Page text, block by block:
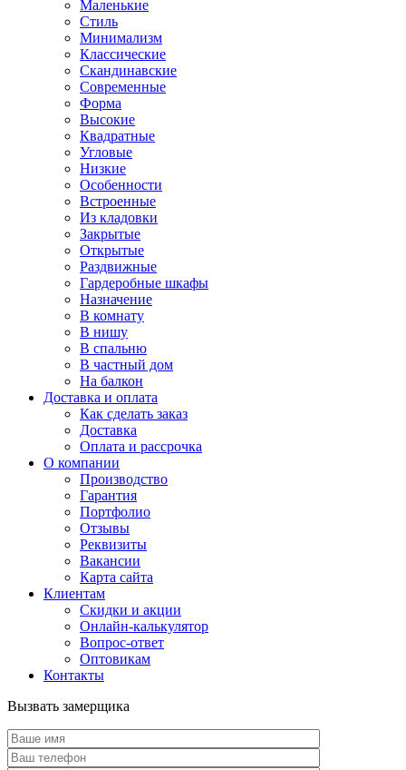
Маленькие
Стиль
Минимализм
Классические
Скандинавские
Современные
Форма
Высокие
Квадратные
Угловые
Низкие
Особенности
Встроенные
Из кладовки
Закрытые
Открытые
Раздвижные
Гардеробные шкафы
Назначение
В комнату
В нишу
В спальню
В частный дом
На балкон
Доставка и оплата
Как сделать заказ
Доставка
Оплата и рассрочка
О компании
Производство
Гарантия
Портфолио
Отзывы
Реквизиты
Вакансии
Карта сайта
Клиентам
Скидки и акции
Онлайн-калькулятор
Вопрос-ответ
Оптовикам
Контакты
Вызвать замерщика